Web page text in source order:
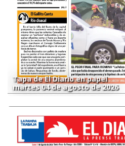
Tapa de El Diario en papel
martes 04 de agosto de 2026